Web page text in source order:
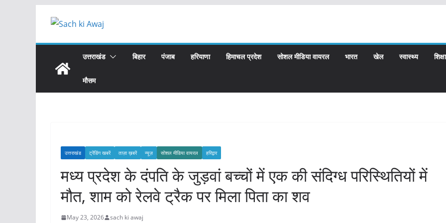
उत्तराखंड बिहार पंजाब हरियाणा हिमाचल प्रदेश सोशल मीडिया वायरल भारत खेल स्वास्थ्य शिक्षा
मौसम
उत्तराखंड ट्रेंडिंग खबरें ताज़ा ख़बरें न्यूज़ सोशल मीडिया वायरल हरिद्वार
मध्य प्रदेश के दंपति के जुड़वां बच्चों में एक की संदिग्ध परिस्थितियों में
मौत, शाम को रेलवे ट्रैक पर मिला पिता का शव
May 23, 2026 sach ki awaj